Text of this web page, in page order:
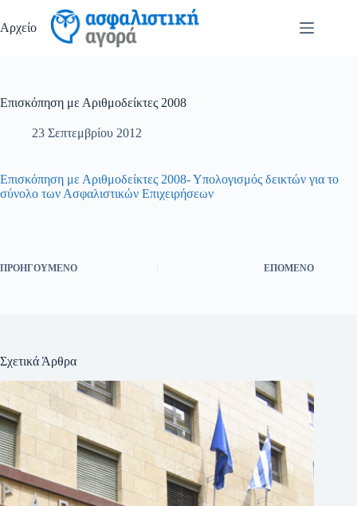
στο
περιεχόμενο
Αρχείο
Επισκόπηση με Αριθμοδείκτες 2008
23 Σεπτεμβρίου 2012
Επισκόπηση με Αριθμοδείκτες 2008- Υπολογισμός δεικτών για το
σύνολο των Ασφαλιστικών Επιχειρήσεων
ΠΡΟΗΓΟΎΜΕΝΟ ΕΠΌΜΕΝΟ
Σχετικά Άρθρα